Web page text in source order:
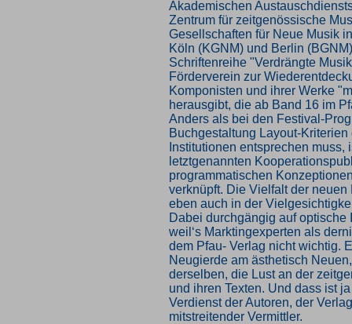
Akademischen
Zentrum für zeitgenössische
Gesellschaften für Neue Musik
Köln (KGNM) und Berlin
Schriftenreihe "Verdrängte
Förderverein zur
Komponisten und ihrer Werke
herausgibt, die ab Band 16 im
Anders als bei den Festival-
Buchgestaltung Layout-
Institutionen entsprechen muss,
letztgenannten
programmatischen
verknüpft. Die Vielfalt der
eben auch in der
Dabei durchgängig auf optische
weil‘s Marktingexperten als
dem Pfau- Verlag nicht wichtig.
Neugierde am ästhetisch
derselben, die Lust an der
und ihren Texten. Und dass ist
Verdienst der Autoren, der
mitstreitender Vermittler.